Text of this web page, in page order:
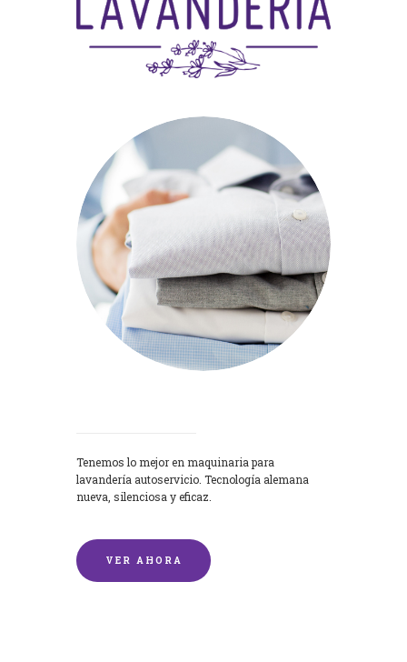
Tenemos lo mejor en maquinaria para
lavandería autoservicio. Tecnología alemana
nueva, silenciosa y eficaz.
VER AHORA